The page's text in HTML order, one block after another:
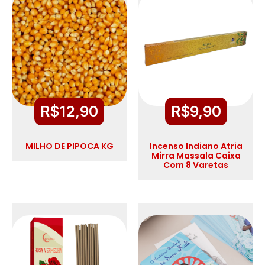
R$12,90
MILHO DE PIPOCA KG
R$9,90
Incenso Indiano Atria
Mirra Massala Caixa
Com 8 Varetas